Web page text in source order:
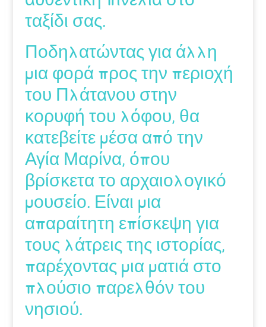
ταξίδι σας.
Ποδηλατώντας για άλλη
μια φορά προς την περιοχή
του Πλάτανου στην
κορυφή του λόφου, θα
κατεβείτε μέσα από την
Αγία Μαρίνα, όπου
βρίσκετα το αρχαιολογικό
μουσείο. Είναι μια
απαραίτητη επίσκεψη για
τους λάτρεις της ιστορίας,
παρέχοντας μια ματιά στο
πλούσιο παρελθόν του
νησιού.